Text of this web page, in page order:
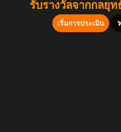
รับรางวัลจากกลยุ
เริ่มการประเมิน